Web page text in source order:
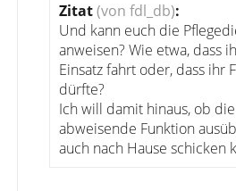
Zitat(von fdl_db):
Und kann euch die
anweisen? Wie etwa, dass
Einsatz fahrt oder, dass ihr
dürfte?
Ich will damit hinaus, ob
abweisende Funktion
auch nach Hause schicken